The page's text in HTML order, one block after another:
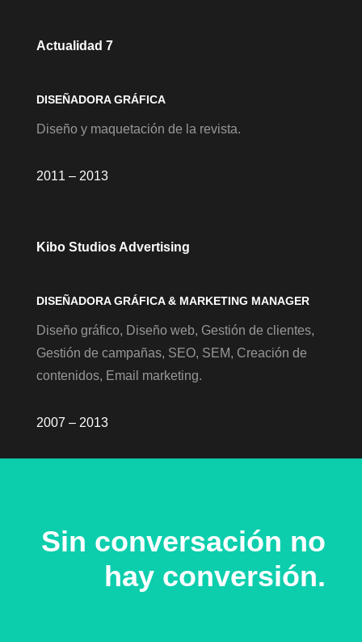
Actualidad 7
DISEÑADORA GRÁFICA
Diseño y maquetación de la revista.
2011 – 2013
Kibo Studios Advertising
DISEÑADORA GRÁFICA & MARKETING MANAGER
Diseño gráfico, Diseño web, Gestión de clientes,
Gestión de campañas, SEO, SEM, Creación de
contenidos, Email marketing.
2007 – 2013
Sin conversación no
hay conversión.